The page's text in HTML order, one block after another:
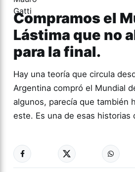
Compramos el
Lástima que no
para la final.
Hay una teoría que circula
Argentina compró el Mundial
algunos, parecía que también
este. Es una de esas historias
ACTUALIDAD